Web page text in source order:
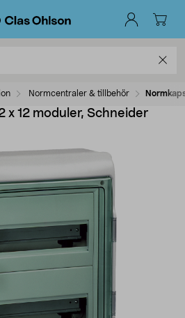
Normcentraler & tillbehör
x 12 moduler, Schneider